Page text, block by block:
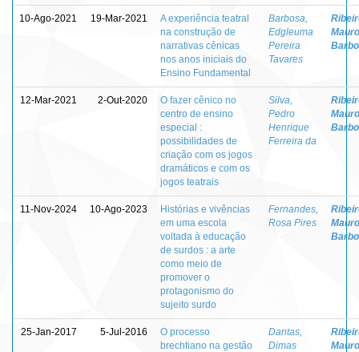
10-Ago-2021 19-Mar-2021
A experiência teatral
na construção de
narrativas cênicas
nos anos iniciais do
Ensino Fundamental
Barbosa,
Edgleuma
Pereira
Tavares
Mauro
12-Mar-2021 2-Out-2020
O fazer cênico no
centro de ensino
especial :
possibilidades de
criação com os jogos
dramáticos e com os
jogos teatrais
Silva,
Pedro
Henrique
Ferreira da
Mauro
11-Nov-2024 10-Ago-2023
Histórias e vivências
em uma escola
voltada à educação
de surdos : a arte
como meio de
promover o
protagonismo do
sujeito surdo
Fernandes,
Rosa Pires
Mauro
25-Jan-2017 5-Jul-2016
O processo
brechtiano na gestão
Dantas,
Dimas
Mauro